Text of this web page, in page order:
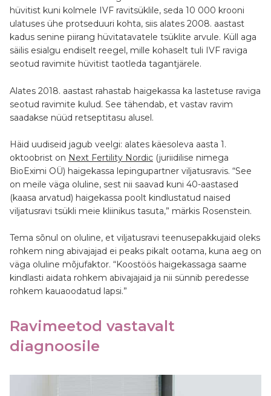
hüvitist kuni kolmele IVF ravitsüklile, seda 10 000 krooni
ulatuses ühe protseduuri kohta, siis alates 2008. aastast
kadus senine piirang hüvitatavatele tsüklite arvule. Küll aga
säilis esialgu endiselt reegel, mille kohaselt tuli IVF raviga
seotud ravimite hüvitist taotleda tagantjärele.
Alates 2018. aastast rahastab haigekassa ka lastetuse raviga
seotud ravimite kulud. See tähendab, et vastav ravim
saadakse nüüd retseptitasu alusel.
Häid uudiseid jagub veelgi: alates käesoleva aasta 1.
oktoobrist on Next Fertility Nordic (juriidilise nimega
BioEximi OÜ) haigekassa lepingupartner viljatusravis. “See
on meile väga oluline, sest nii saavad kuni 40-aastased
(kaasa arvatud) haigekassa poolt kindlustatud naised
viljatusravi tsükli meie kliinikus tasuta,” märkis Rosenstein.
Tema sõnul on oluline, et viljatusravi teenusepakkujaid oleks
rohkem ning abivajajad ei peaks pikalt ootama, kuna aeg on
väga oluline mõjufaktor. “Koostöös haigekassaga saame
kindlasti aidata rohkem abivajajaid ja nii sünnib peredesse
rohkem kauaoodatud lapsi.”
Ravimeetod vastavalt
diagnoosile